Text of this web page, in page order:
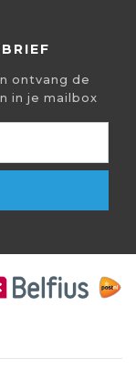
ontvang de
in je mailbox